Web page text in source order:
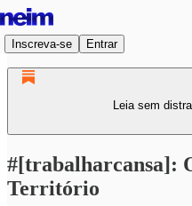
Inscreva-se Entrar
Leia sem
#[trabalharcansa]:
Território